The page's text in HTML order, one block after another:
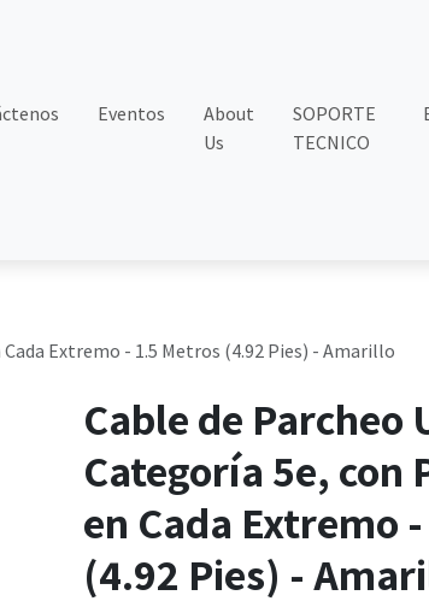
Eventos
About
Us
SOPORTE
TECNICO
Extremo - 1.5 Metros (4.92 Pies) - Amarillo
Cable de Parcheo
Categoría 5e, con
en Cada Extremo
(4.92 Pies) -